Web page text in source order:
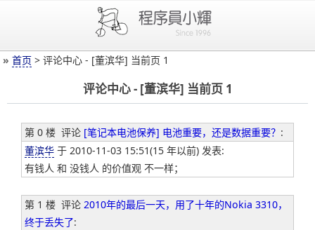
» 首页 > 评论中心 - [董滨华] 当前页 1
评论中心 - [董滨华] 当前页 1
第 0 楼 评论 [笔记本电池保养] 电池重要，还是数据重要？ :
董滨华 于 2010-11-03 15:51(15 年以前) 发表:
有钱人 和 没钱人 的价值观 不一样；
第 1 楼 评论 2010年的最后一天，用了十年的Nokia 3310，
终于丢失了: